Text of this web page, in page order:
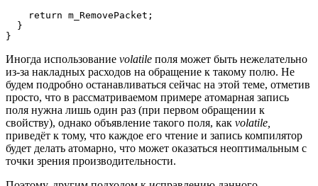
    return m_RemovePacket;
  }
}
Иногда использование volatile поля может быть нежелательно
из-за накладных расходов на обращение к такому полю. Не
будем подробно останавливаться сейчас на этой теме, отметив
просто, что в рассматриваемом примере атомарная запись
поля нужна лишь один раз (при первом обращении к
свойству), однако объявление такого поля, как volatile,
приведёт к тому, что каждое его чтение и запись компилятор
будет делать атомарно, что может оказаться неоптимальным с
точки зрения производительности.